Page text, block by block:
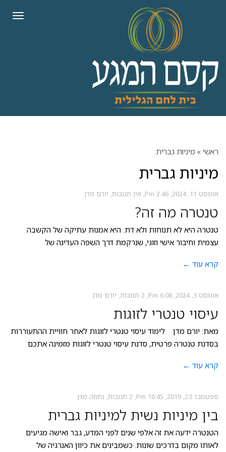
ראשי » מיניות גברית
מיניות גברית
אוגוסט 11, 2024 2:46 Pm אין תגובות יורם מדן
טנטרה מה זה?
טנטרה היא לא תנוחות ולא דת. היא אמנות עתיקה של הקשבה
עצמית וחיבור אישי וזוגי, שנרקמת דרך השפה העדינה של
קרא עוד ←
אוגוסט 3, 2024 6:08 Pm 2 תגובות יורם מדן
עיסוי טנטרי לזוגות
מאת: יורם מדן לימוד עיסוי טנטרי לזוגות לאחר חוויית ההתעוררות
בסדנת טנטרה פרטית, סדנת עיסוי טנטרי לזוגות מזמינה אתכם
קרא עוד ←
ספטמבר 23, 2019 10:45 Pm 2 תגובות נחמה מדן
בין מיניות נשית למיניות גברית
הטנטרה ידעה את זה אלפי שנים לפני המדע, גבר ואישה מגיעים
לאותו מקום בדרכים שונות. כשמבינים את כיוון האנרגיה של